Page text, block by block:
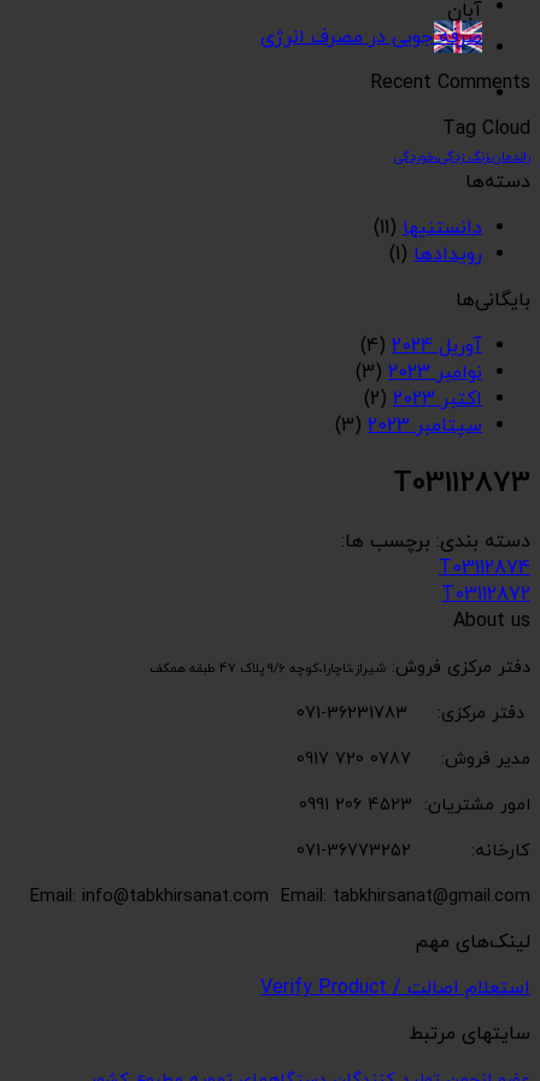
آبان
صرفه جویی در مصرف انرژی
Recent Comments
Tag Cloud
راندمان،زنگ زدگی،خوردگی
دسته‌ها
دانستنیها (11)
رویدادها (1)
بایگانی‌ها
آوریل 2024
(4)
نوامبر 2023
(3)
اکتبر 2023
(2)
سپتامبر 2023
(3)
T03112873
دسته بندی: برچسب ها:
T03112874
T03112872
About us
دفتر مرکزی فروش: شیراز،تاچارا،کوچه 9/6 پلاک 47 طبقه همکف
دفتر مرکزی: 36231783-071
مدیر فروش: 0787 720 0917
امور مشتریان: 4523 206 0991
کارخانه: 36773252-071
Email: info@tabkhirsanat.com Email: tabkhirsanat@gmail.com
لینک‌های مهم
استعلام اصالت / Verify Product
سایتهای مرتبط